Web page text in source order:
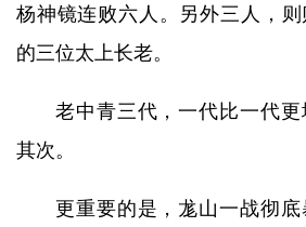
杨神镜连败六人。另外三人，
的三位太上长老。
老中青三代，一代比一代
其次。
更重要的是，尨山一战彻